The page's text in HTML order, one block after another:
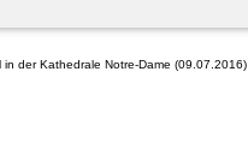
in der Kathedrale Notre-Dame (09.07.2016)